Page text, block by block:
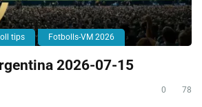
tips Fotbolls-VM 2026
2026-07-15
0 78